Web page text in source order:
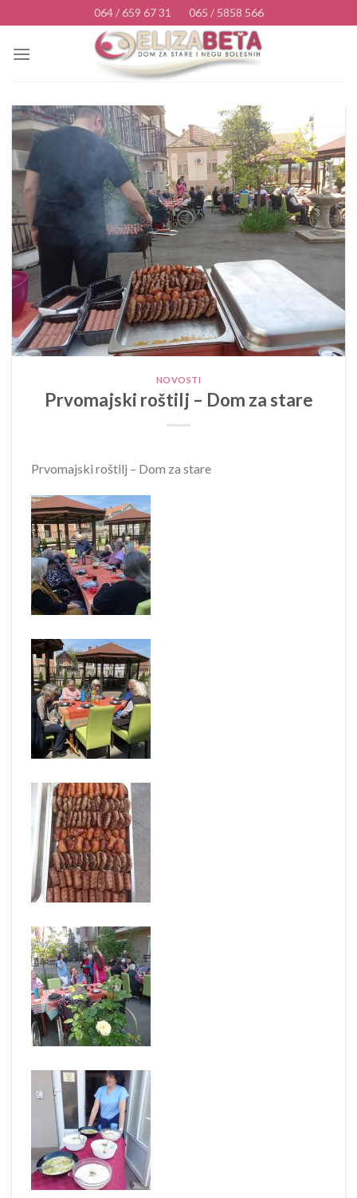
to
content
064 / 659 67 31 065 / 5858 566
NOVOSTI
Prvomajski roštilj – Dom za stare
Prvomajski roštilj – Dom za stare